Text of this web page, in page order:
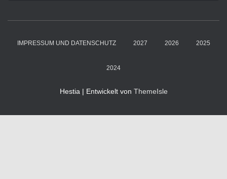
IMPRESSUM UND DATENSCHUTZ 2027 2026 2025
2024
Hestia | Entwickelt von ThemeIsle